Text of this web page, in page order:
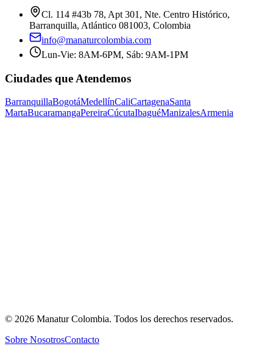
Cl. 114 #43b 78, Apt 301, Nte. Centro Histórico,
Barranquilla, Atlántico 081003, Colombia
info@manaturcolombia.com
Lun-Vie: 8AM-6PM, Sáb: 9AM-1PM
Ciudades que Atendemos
BarranquillaBogotáMedellínCaliCartagenaSanta
MartaBucaramangaPereiraCúcutaIbaguéManizalesArmenia
© 2026 Manatur Colombia. Todos los derechos reservados.
Sobre NosotrosContacto